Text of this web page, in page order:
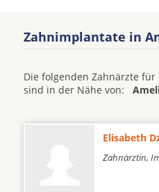
Zahnimplantate in
Die folgenden Zahnärzte
sind in der Nähe von:
Elisabeth
Zahnärztin,